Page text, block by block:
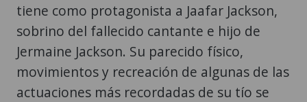
tiene como protagonista a Jaafar Jackson,
sobrino del fallecido cantante e hijo de
Jermaine Jackson. Su parecido físico,
movimientos y recreación de algunas de las
actuaciones más recordadas de su tío se